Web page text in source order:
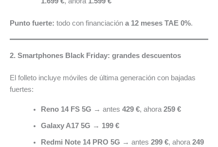
Punto fuerte: todo con financiación a 12 meses TAE 0%.
2. Smartphones Black Friday: grandes descuentos
El folleto incluye móviles de última generación con bajadas
fuertes:
Reno 14 FS 5G → antes 429 €, ahora259 €
Galaxy A17 5G → 199 €
Redmi Note 14 PRO 5G → antes 299 €, ahora249